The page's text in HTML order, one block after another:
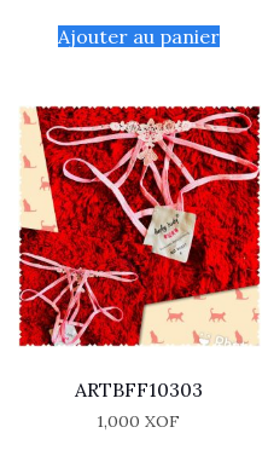
Ajouter au panier
ARTBFF10303
1,000XOF